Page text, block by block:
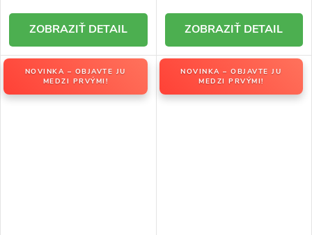
DETAIL DETAIL
NOVINKA – OBJAVTE JU
MEDZI PRVÝMI!
NOVINKA – OBJAVTE JU
MEDZI PRVÝMI!